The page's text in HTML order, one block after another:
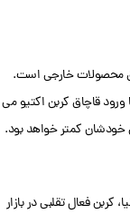
محصولات خارجی است.
ورود قاچاق کربن اکتیو می
خودشان کمتر خواهد بود.
کربن فعال تقلبی در بازار